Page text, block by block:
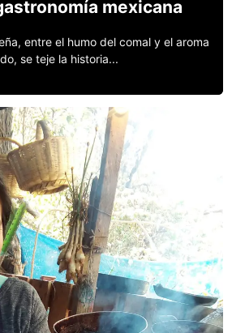
mexicana
entre el humo del comal y el aroma
se teje la historia...